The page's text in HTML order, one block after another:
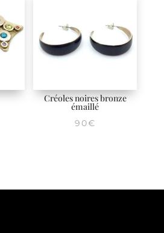
Créoles noires bronze
émaillé
90€